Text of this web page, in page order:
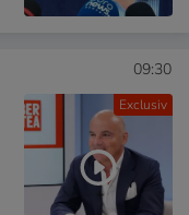
Exclusiv
09:30